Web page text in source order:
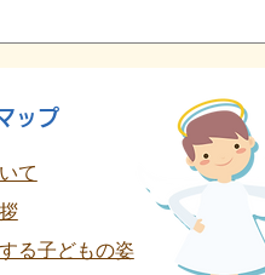
り 全学年
ップ
て
る子どもの姿